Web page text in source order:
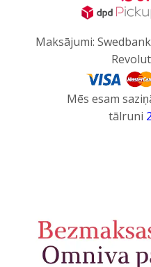
Maksājumi:
Mēs esam
tālruni